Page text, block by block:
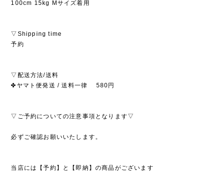
100cm 15kg Mサイズ着用
▽Shipping time
予約
▽配送方法/送料
✤ヤマト便発送 / 送料一律 580円
▽ご予約についての注意事項となります▽
必ずご確認お願いいたします。
当店には【予約】と【即納】の商品がございます